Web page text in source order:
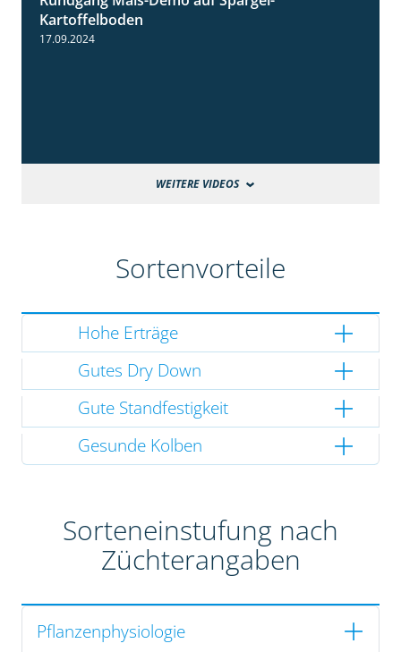
Kartoffelboden
17.09.2024
WEITERE VIDEOS
Sortenvorteile
Hohe Erträge
Gutes Dry Down
Gute Standfestigkeit
Gesunde Kolben
Sorteneinstufung nach
Züchterangaben
Pflanzenphysiologie